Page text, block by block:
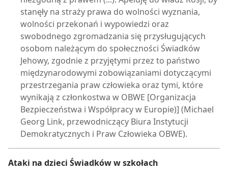
stanęły na straży prawa do wolności wyznania,
wolności przekonań i wypowiedzi oraz
swobodnego zgromadzania się przysługujących
osobom należącym do społeczności Świadków
Jehowy, zgodnie z przyjętymi przez to państwo
międzynarodowymi zobowiązaniami dotyczącymi
przestrzegania praw człowieka oraz tymi, które
wynikają z członkostwa w OBWE [Organizacja
Bezpieczeństwa i Współpracy w Europie)] (Michael
Georg Link, przewodniczący Biura Instytucji
Demokratycznych i Praw Człowieka OBWE).
Ataki na dzieci Świadków w szkołach